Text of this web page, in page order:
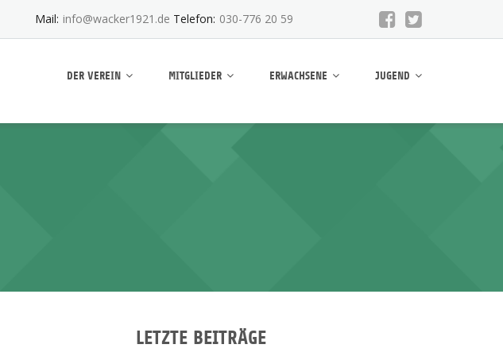
Mail: info@wacker1921.de Telefon: 030-776 20 59
DER VEREIN MITGLIEDER ERWACHSENE JUGEND
LETZTE BEITRÄGE